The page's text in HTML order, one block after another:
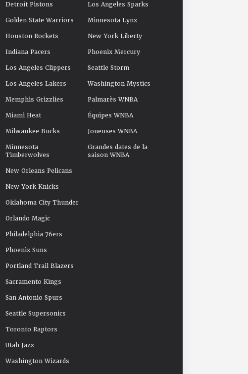
Detroit Pistons
Golden State Warriors
Houston Rockets
Indiana Pacers
Los Angeles Clippers
Los Angeles Lakers
Memphis Grizzlies
Miami Heat
Milwaukee Bucks
Minnesota
Timberwolves
New Orleans Pelicans
New York Knicks
Oklahoma City Thunder
Orlando Magic
Philadelphia 76ers
Phoenix Suns
Portland Trail Blazers
Sacramento Kings
San Antonio Spurs
Seattle Supersonics
Toronto Raptors
Utah Jazz
Washington Wizards
Los Angeles Sparks
Minnesota Lynx
New York Liberty
Phoenix Mercury
Seattle Storm
Washington Mystics
Palmarès WNBA
Équipes WNBA
Joueuses WNBA
Grandes dates de la
saison WNBA